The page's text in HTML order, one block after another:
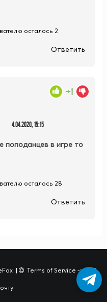
осталось 2
Ответить
4.04.2020, 15:15
поподанцев в игре то
+1
осталось 28
Ответить
| Terms of Service -> TOS